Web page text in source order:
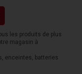
les produits de plus
magasin à
enceintes, batteries